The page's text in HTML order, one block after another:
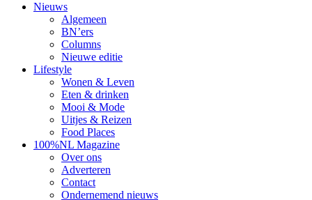
Nieuws
Algemeen
BN’ers
Columns
Nieuwe editie
Lifestyle
Wonen & Leven
Eten & drinken
Mooi & Mode
Uitjes & Reizen
Food Places
100%NL Magazine
Over ons
Adverteren
Contact
Ondernemend nieuws